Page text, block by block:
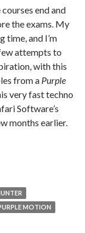
end and
the exams. My
time, and I’m
attempts to
with this
from a Purple
very fast techno
Software’s
months earlier.
MOTION